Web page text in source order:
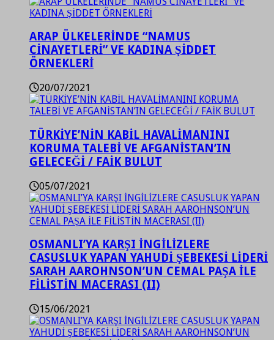
ARAP ÜLKELERİNDE “NAMUS
CİNAYETLERİ” VE KADINA ŞİDDET
ÖRNEKLERİ
20/07/2021
TÜRKİYE’NİN KABİL HAVALİMANINI
KORUMA TALEBİ VE AFGANİSTAN’IN
GELECEĞİ / FAİK BULUT
05/07/2021
OSMANLI’YA KARŞI İNGİLİZLERE
CASUSLUK YAPAN YAHUDİ ŞEBEKESİ LİDERİ
SARAH AAROHNSON’UN CEMAL PAŞA İLE
FİLİSTİN MACERASI (II)
15/06/2021